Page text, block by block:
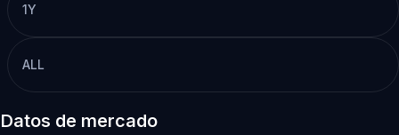
1Y
ALL
Datos de mercado